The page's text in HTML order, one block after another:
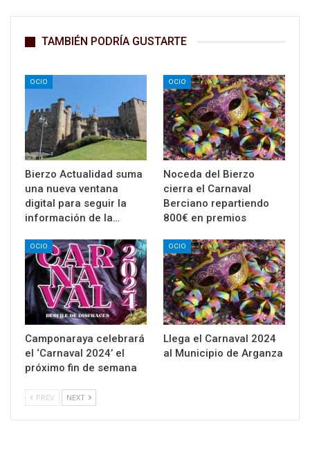
TAMBIÉN PODRÍA GUSTARTE
OCIO
Bierzo Actualidad suma
una nueva ventana
digital para seguir la
información de la…
OCIO
Noceda del Bierzo
cierra el Carnaval
Berciano repartiendo
800€ en premios
OCIO
Camponaraya celebrará
el ‘Carnaval 2024’ el
próximo fin de semana
OCIO
Llega el Carnaval 2024
al Municipio de Arganza
PREV NEXT